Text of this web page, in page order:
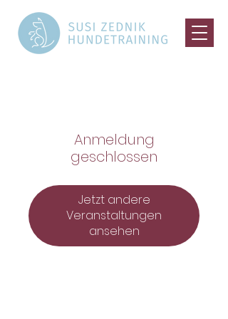
Anmeldung
geschlossen
Jetzt andere
Veranstaltungen
ansehen